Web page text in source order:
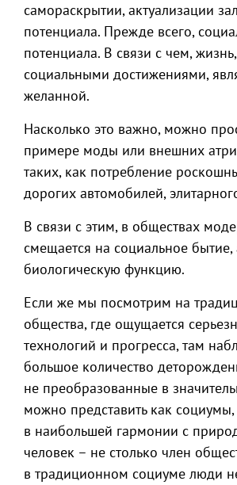
самораскрытии, актуализации
потенциала. Прежде всего,
потенциала. В связи с чем,
социальными достижениями,
желанной.
Насколько это важно, можно
примере моды или внешних
таких, как потребление
дорогих автомобилей,
В связи с этим, в обществах
смещается на социальное бытие,
биологическую функцию.
Если же мы посмотрим на
общества, где ощущается
технологий и прогресса, там
большое количество
не преобразованные в
можно представить как
в наибольшей гармонии с
человек – не столько член
в традиционном социуме люди